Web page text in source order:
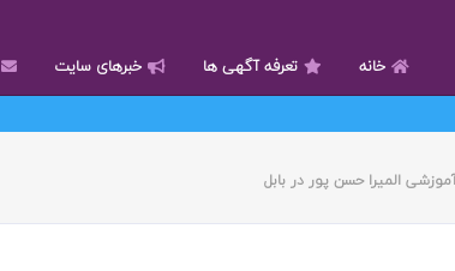
خانه تعرفه آگهی ها خبرهای سایت
المیرا حسن پور در بابل